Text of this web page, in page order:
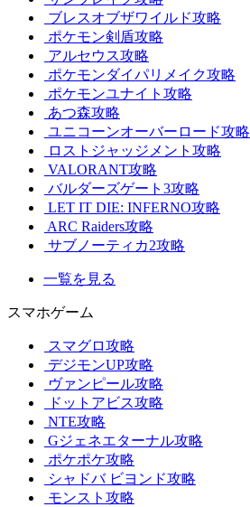
ブレスオブザワイルド攻略
ポケモン剣盾攻略
アルセウス攻略
ポケモンダイパリメイク攻略
ポケモンユナイト攻略
あつ森攻略
ユニコーンオーバーロード攻略
ロストジャッジメント攻略
VALORANT攻略
バルダーズゲート3攻略
LET IT DIE: INFERNO攻略
ARC Raiders攻略
サブノーティカ2攻略
一覧を見る
スマホゲーム
スマグロ攻略
デジモンUP攻略
ヴァンピール攻略
ドットアビス攻略
NTE攻略
Gジェネエターナル攻略
ポケポケ攻略
シャドバ ビヨンド攻略
モンスト攻略